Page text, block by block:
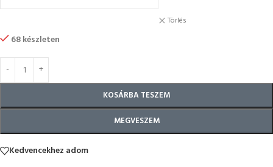
Törlés
68 készleten
KOSÁRBA TESZEM
MEGVESZEM
Kedvencekhez adom